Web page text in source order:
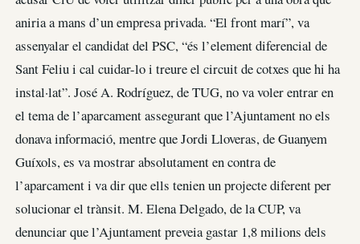
aniria a mans d’un empresa privada. “El front marí”, va
assenyalar el candidat del PSC, “és l’element diferencial de
Sant Feliu i cal cuidar-lo i treure el circuit de cotxes que hi ha
instal·lat”. José A. Rodríguez, de TUG, no va voler entrar en
el tema de l’aparcament assegurant que l’Ajuntament no els
donava informació, mentre que Jordi Lloveras, de Guanyem
Guíxols, es va mostrar absolutament en contra de
l’aparcament i va dir que ells tenien un projecte diferent per
solucionar el trànsit. M. Elena Delgado, de la CUP, va
denunciar que l’Ajuntament preveia gastar 1,8 milions dels